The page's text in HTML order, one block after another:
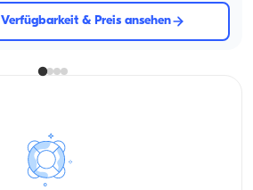
Verfügbarkeit & Preis ansehen